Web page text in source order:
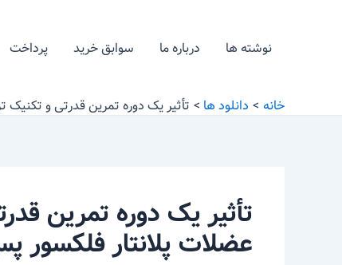
نوشته ها درباره ما سوابق خرید پرداخت
خانه دانلود ها تأثیر یک دوره تمرین قدرتی و
تأثیر یک دوره تمرین
عضلات پلانتار فلکسور